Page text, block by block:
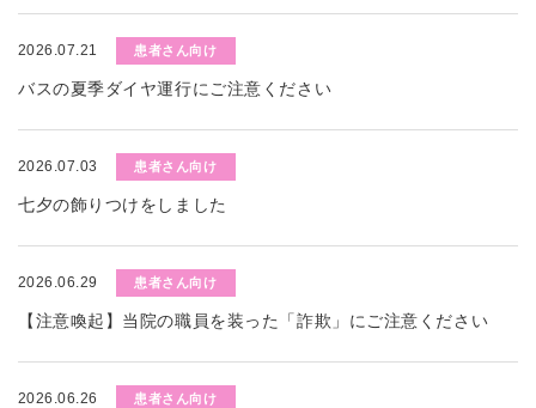
2026.07.21 患者さん向け
バスの夏季ダイヤ運行にご注意ください
2026.07.03 患者さん向け
七夕の飾りつけをしました
2026.06.29 患者さん向け
【注意喚起】当院の職員を装った「詐欺」にご注意ください
2026.06.26 患者さん向け